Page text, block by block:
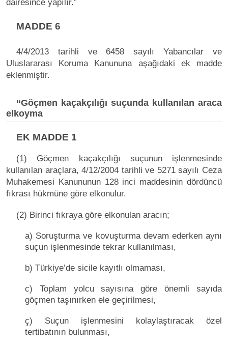
dairesince yapılır.”
MADDE 6
4/4/2013 tarihli ve 6458 sayılı Yabancılar ve
Uluslararası Koruma Kanununa aşağıdaki ek madde
eklenmiştir.
“Göçmen kaçakçılığı suçunda kullanılan araca
elkoyma
EK MADDE 1
(1) Göçmen kaçakçılığı suçunun işlenmesinde
kullanılan araçlara, 4/12/2004 tarihli ve 5271 sayılı Ceza
Muhakemesi Kanununun 128 inci maddesinin dördüncü
fıkrası hükmüne göre elkonulur.
(2) Birinci fıkraya göre elkonulan aracın;
a) Soruşturma ve kovuşturma devam ederken aynı
suçun işlenmesinde tekrar kullanılması,
b) Türkiye’de sicile kayıtlı olmaması,
c) Toplam yolcu sayısına göre önemli sayıda
göçmen taşınırken ele geçirilmesi,
ç) Suçun işlenmesini kolaylaştıracak özel
tertibatının bulunması,